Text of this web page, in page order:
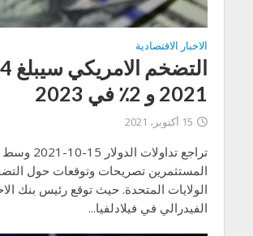
الاخبار الاقتصادية
2021 و 2٪ في 2023
15 أكتوبر، 2021
تراجع تداولات
المستثمرين تصريحات وتوقعات حول
الولايات المتحدة. حيث توقع رئيس بنك
الفيدرالي في فيلادلفيا...